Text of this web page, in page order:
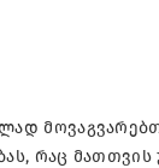
რაც